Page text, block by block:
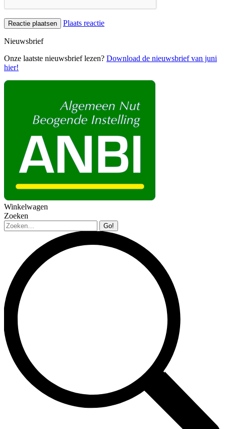
Plaats reactie
Nieuwsbrief
Onze laatste nieuwsbrief lezen? Download de nieuwsbrief van juni
hier!
Winkelwagen
Zoeken
Zoeken: